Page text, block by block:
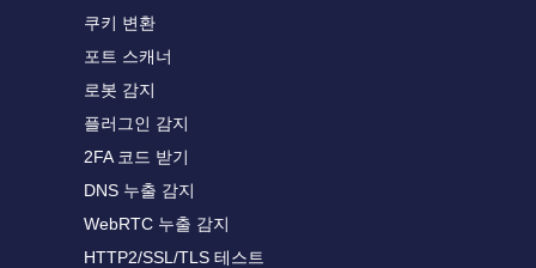
쿠키 변환
포트 스캐너
로봇 감지
플러그인 감지
2FA 코드 받기
DNS 누출 감지
WebRTC 누출 감지
HTTP2/SSL/TLS 테스트